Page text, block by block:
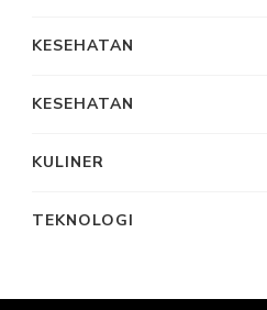
KESEHATAN
KESEHATAN
KULINER
TEKNOLOGI